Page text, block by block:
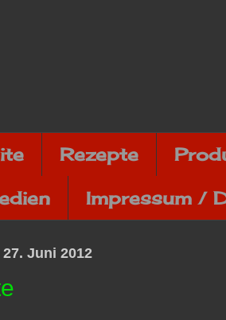
Rezepte
Impressum /
Juni 2012